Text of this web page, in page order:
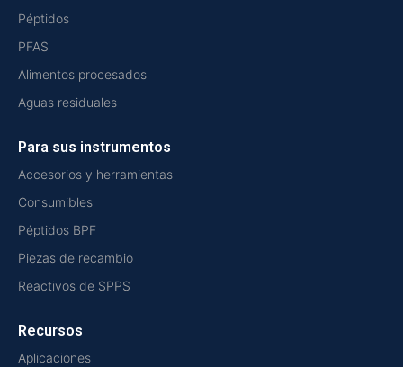
Péptidos
PFAS
Alimentos procesados
Aguas residuales
Para sus instrumentos
Accesorios y herramientas
Consumibles
Péptidos BPF
Piezas de recambio
Reactivos de SPPS
Recursos
Aplicaciones